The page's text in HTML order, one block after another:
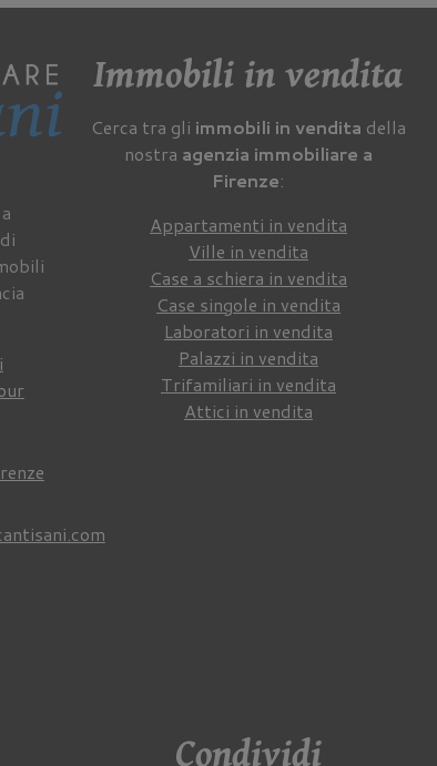
Immobili in vendita
Cerca tra gli immobili in vendita della
nostra agenzia immobiliare a
Firenze:
Appartamenti in vendita
Ville in vendita
Case a schiera in vendita
Case singole in vendita
Laboratori in vendita
Palazzi in vendita
Trifamiliari in vendita
Attici in vendita
Condividi